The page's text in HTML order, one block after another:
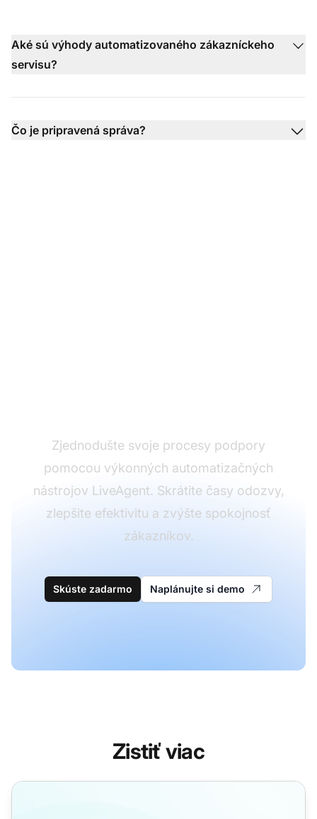
Aké sú výhody automatizovaného zákazníckeho
servisu?
Čo je pripravená správa?
Zjednodušte svoje procesy podpory
pomocou výkonných automatizačných
nástrojov LiveAgent. Skrátite časy odozvy,
zlepšite efektivitu a zvýšte spokojnosť
zákazníkov.
Skúste zadarmo Naplánujte si demo
Zistiť viac
Automatizácia podpory